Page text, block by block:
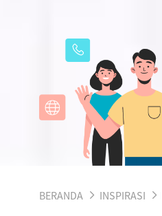
BERANDA INSPIRASI